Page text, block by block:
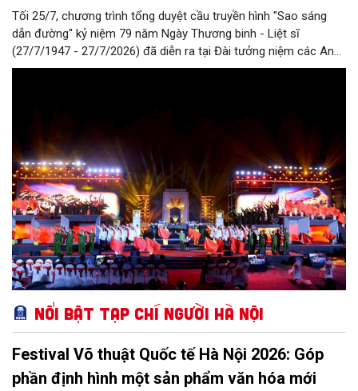
Tối 25/7, chương trình tổng duyệt cầu truyền hình "Sao sáng
dẫn đường" kỷ niệm 79 năm Ngày Thương binh - Liệt sĩ
(27/7/1947 - 27/7/2026) đã diễn ra tại Đài tưởng niệm các Anh
hùng liệt sĩ trên đường Bắc Sơn (Hà Nội).
Nổi bật Tạp chí Người Hà Nội
Festival Võ thuật Quốc tế Hà Nội 2026: Góp
phần định hình một sản phẩm văn hóa mới